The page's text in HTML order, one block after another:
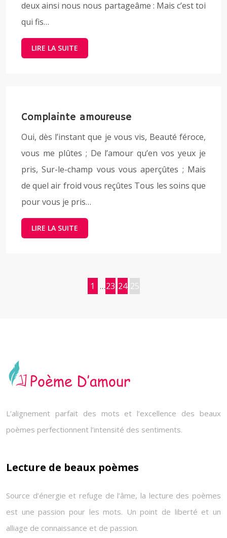
deux ainsi nous nous partageâme : Mais c’est toi
qui fis…
LIRE LA SUITE
Complainte amoureuse
Oui, dès l’instant que je vous vis, Beauté féroce,
vous me plûtes ; De l’amour qu’en vos yeux je
pris, Sur-le-champ vous vous aperçûtes ; Mais
de quel air froid vous reçûtes Tous les soins que
pour vous je pris…
LIRE LA SUITE
1 …23 24 25
L’alignement parfait des mots et l’excellence des beaux
poèmes perfectionnent l’intensité des sentiments.
Lecture de beaux poèmes
Source d’énergie et refuge de l’âme, la lecture des poèmes
est une passion pour les mots. Un point de liberté et un
alliage de connaissance et de passion.